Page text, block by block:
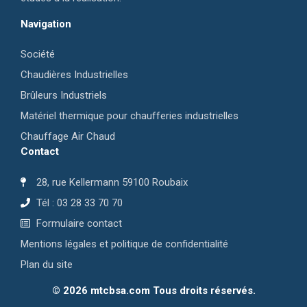
Navigation
Société
Chaudières Industrielles
Brûleurs Industriels
Matériel thermique pour chaufferies industrielles
Chauffage Air Chaud
Contact
28, rue Kellermann 59100 Roubaix
Tél : 03 28 33 70 70
Formulaire contact
Mentions légales et politique de confidentialité
Plan du site
© 2026 mtcbsa.com Tous droits réservés.